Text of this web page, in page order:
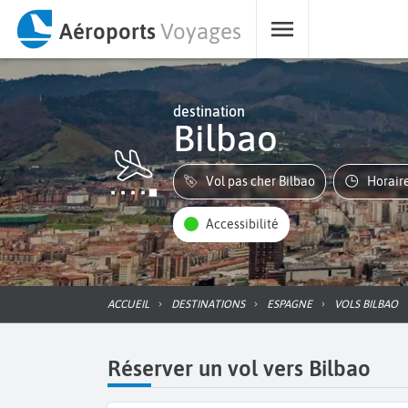
AéroportsVoyages
destination
Bilbao
Vol pas cher Bilbao
Accessibilité
ACCUEIL DESTINATIONS ESPAGNE VOLS BILBAO
Réserver un vol vers Bilbao